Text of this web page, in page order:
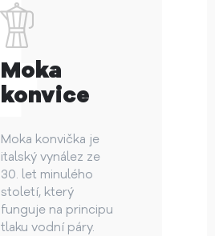
Moka
konvice
Moka konvička je
italský vynález ze
30. let minulého
století, který
funguje na principu
tlaku vodní páry.